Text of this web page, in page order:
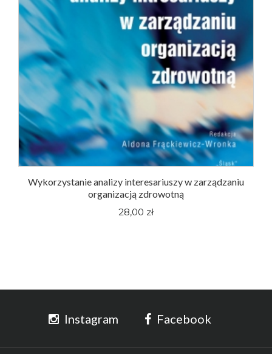
Wykorzystanie analizy interesariuszy w zarządzaniu
organizacją zdrowotną
28,00 zł
Instagram Facebook